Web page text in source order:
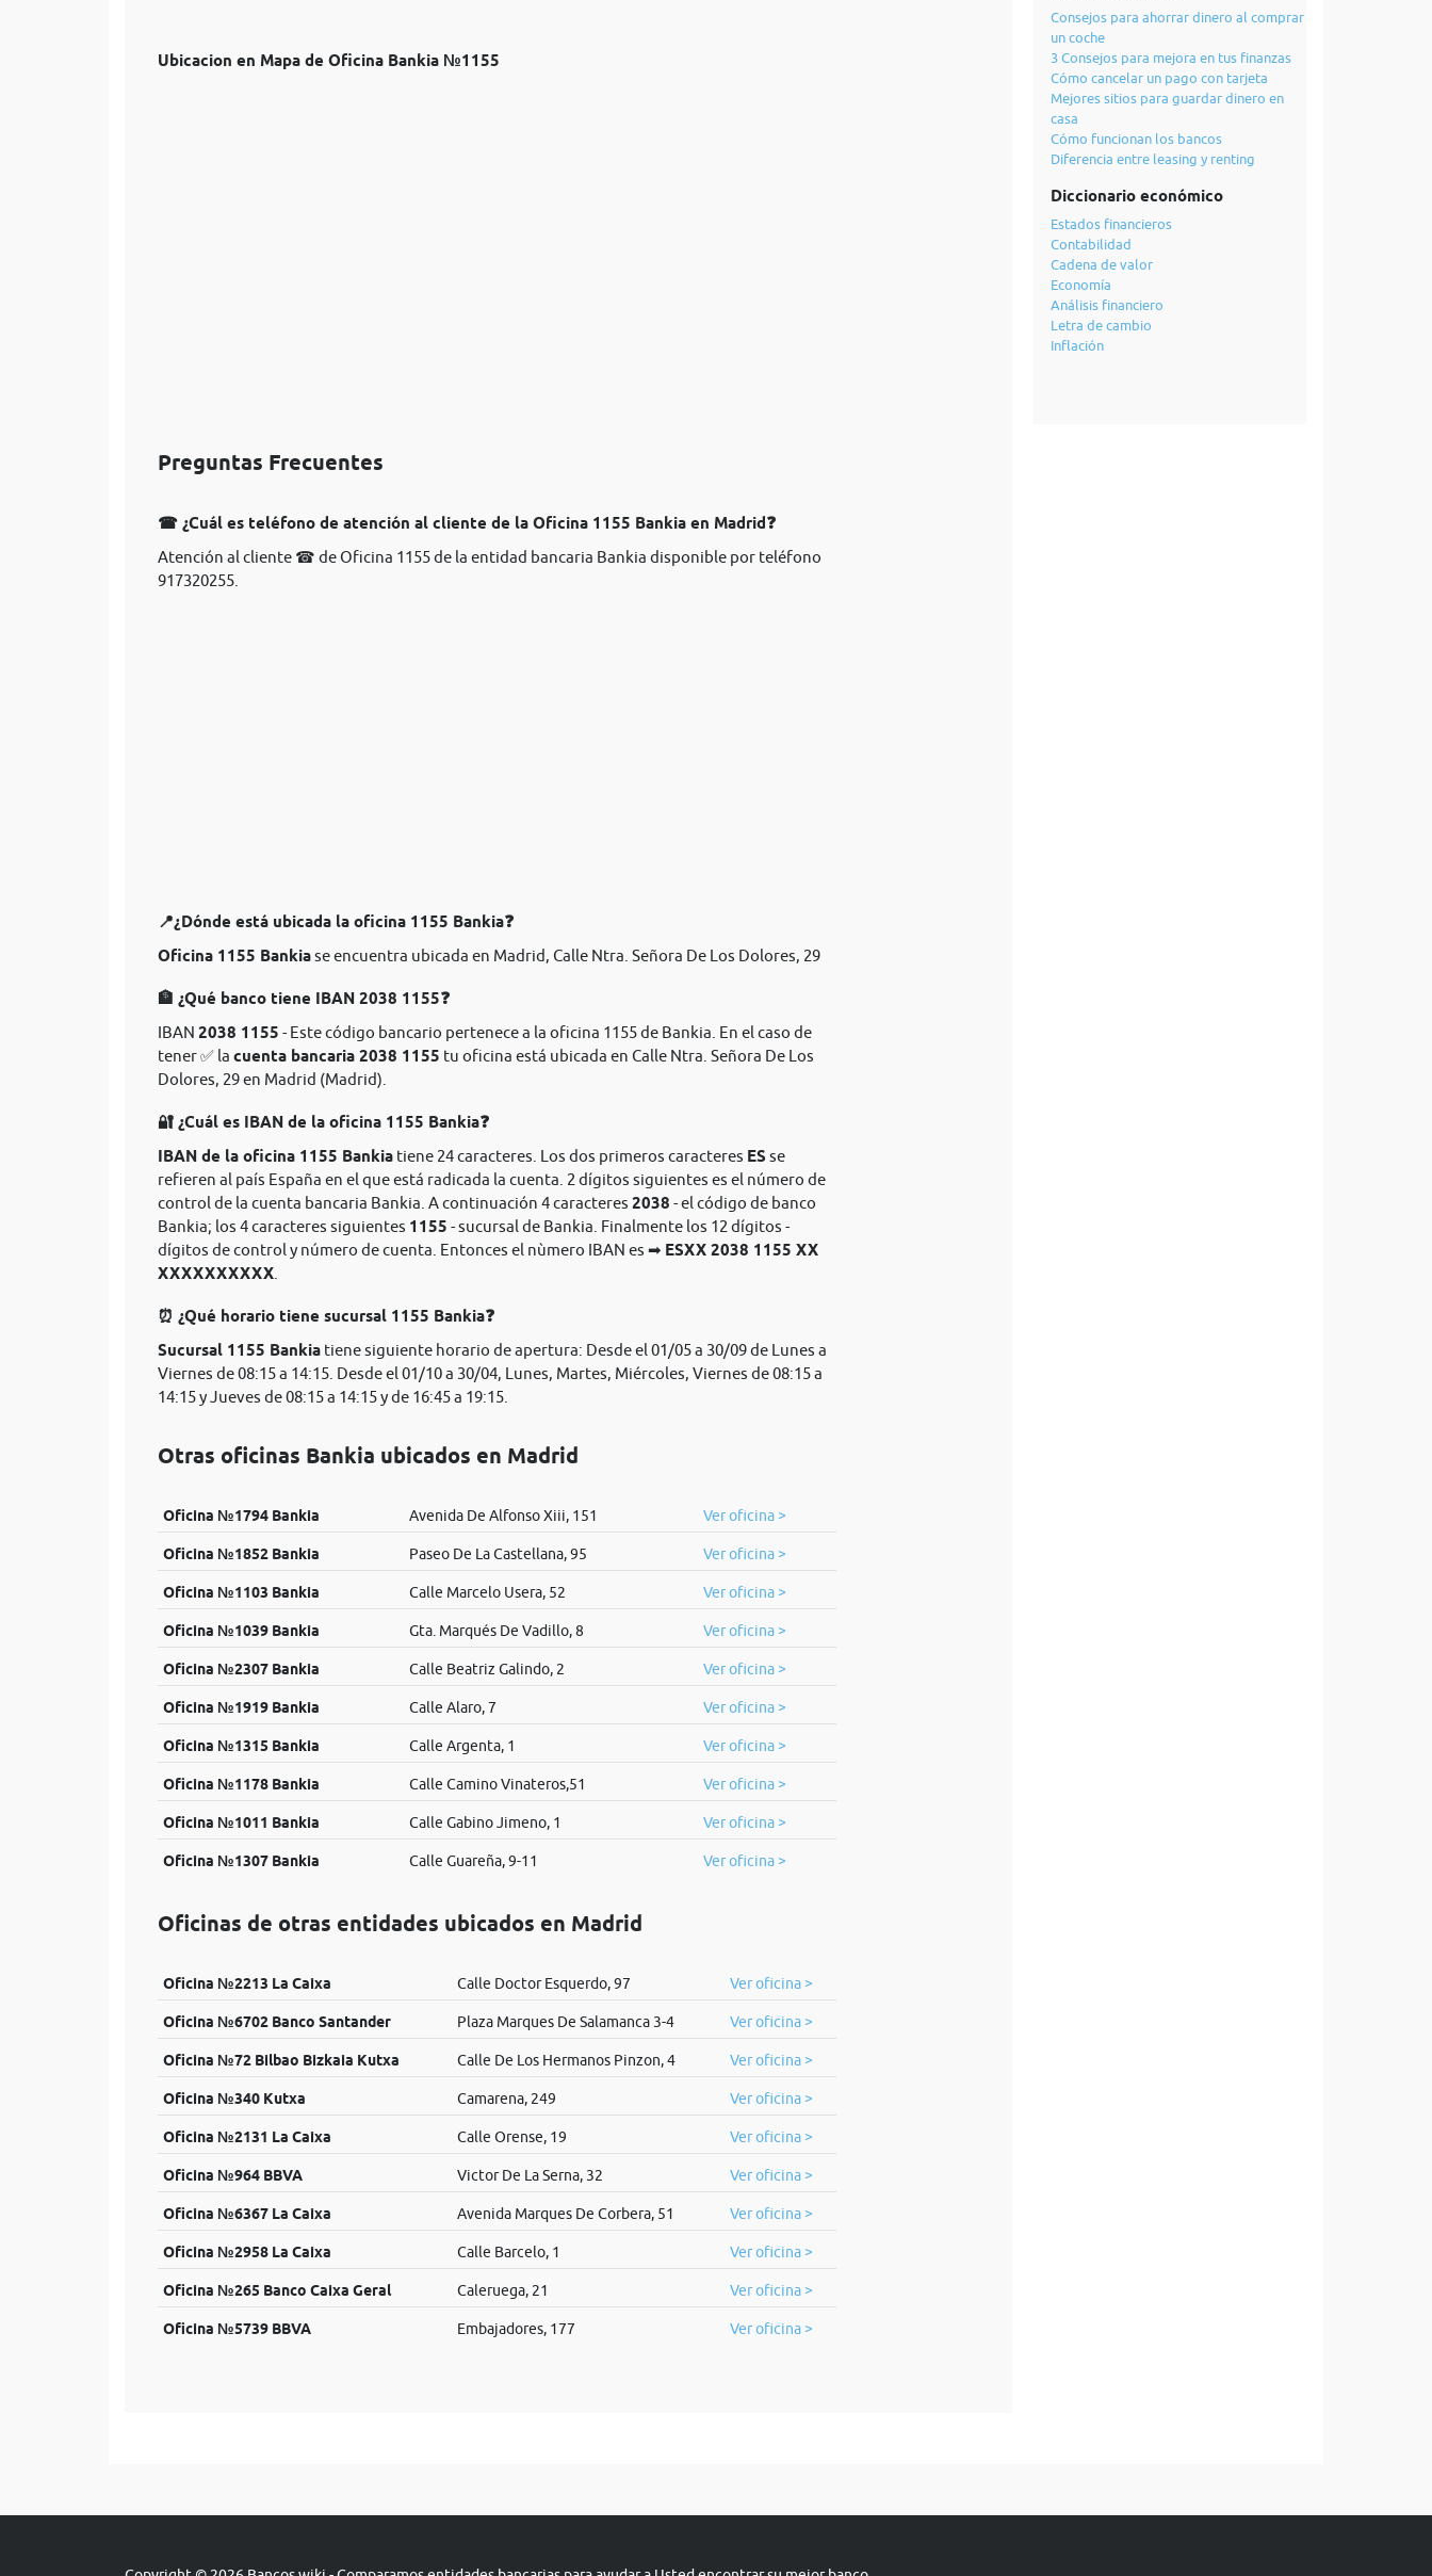
Ubicacion en Mapa de Oficina Bankia №1155
Preguntas Frecuentes
☎ ¿Cuál es teléfono de atención al cliente de la Oficina 1155 Bankia en Madrid❓
Atención al cliente ☎ de Oficina 1155 de la entidad bancaria Bankia disponible por teléfono
917320255.
📍¿Dónde está ubicada la oficina 1155 Bankia❓
Oficina 1155 Bankiase encuentra ubicada en Madrid, Calle Ntra. Señora De Los Dolores, 29
🏦 ¿Qué banco tiene IBAN 2038 1155❓
IBAN 2038 1155 - Este código bancario pertenece a la oficina 1155 de Bankia. En el caso de
tener ✅ la cuenta bancaria 2038 1155 tu oficina está ubicada en Calle Ntra. Señora De Los
Dolores, 29 en Madrid (Madrid).
🔐 ¿Cuál es IBAN de la oficina 1155 Bankia❓
IBAN de la oficina 1155 Bankia tiene 24 caracteres. Los dos primeros caracteres ES se
refieren al país España en el que está radicada la cuenta. 2 dígitos siguientes es el número de
control de la cuenta bancaria Bankia. A continuación 4 caracteres 2038 - el código de banco
Bankia; los 4 caracteres siguientes 1155 - sucursal de Bankia. Finalmente los 12 dígitos -
dígitos de control y número de cuenta. Entonces el nùmero IBAN es ➡ ESXX 2038 1155 XX
XXXXXXXXXX
⏰ ¿Qué horario tiene sucursal 1155 Bankia❓
Sucursal 1155 Bankia tiene siguiente horario de apertura: Desde el 01/05 a 30/09 de Lunes a
Viernes de 08:15 a 14:15. Desde el 01/10 a 30/04, Lunes, Martes, Miércoles, Viernes de 08:15 a
14:15 y Jueves de 08:15 a 14:15 y de 16:45 a 19:15.
Otras oficinas Bankia ubicados en Madrid
Oficina №1794 Bankia Avenida De Alfonso Xiii, 151 Ver oficina >
Oficina №1852 Bankia Paseo De La Castellana, 95 Ver oficina >
Oficina №1103 Bankia Calle Marcelo Usera, 52 Ver oficina >
Oficina №1039 Bankia Gta. Marqués De Vadillo, 8 Ver oficina >
Oficina №2307 Bankia Calle Beatriz Galindo, 2 Ver oficina >
Oficina №1919 Bankia Calle Alaro, 7 Ver oficina >
Oficina №1315 Bankia Calle Argenta, 1 Ver oficina >
Oficina №1178 Bankia Calle Camino Vinateros,51 Ver oficina >
Oficina №1011 Bankia Calle Gabino Jimeno, 1 Ver oficina >
Oficina №1307 Bankia Calle Guareña, 9-11 Ver oficina >
Oficinas de otras entidades ubicados en Madrid
Oficina №2213 La Caixa Calle Doctor Esquerdo, 97 Ver oficina >
Oficina №6702 Banco Santander Plaza Marques De Salamanca 3-4 Ver oficina >
Oficina №72 Bilbao Bizkaia Kutxa Calle De Los Hermanos Pinzon, 4 Ver oficina >
Oficina №340 Kutxa Camarena, 249 Ver oficina >
Oficina №2131 La Caixa Calle Orense, 19 Ver oficina >
Oficina №964 BBVA Victor De La Serna, 32 Ver oficina >
Oficina №6367 La Caixa Avenida Marques De Corbera, 51 Ver oficina >
Oficina №2958 La Caixa Calle Barcelo, 1 Ver oficina >
Oficina №265 Banco Caixa Geral Caleruega, 21 Ver oficina >
Oficina №5739 BBVA Embajadores, 177 Ver oficina >
Consejos para ahorrar dinero al comprar
un coche
3 Consejos para mejora en tus finanzas
Cómo cancelar un pago con tarjeta
Mejores sitios para guardar dinero en
casa
Cómo funcionan los bancos
Diferencia entre leasing y renting
Diccionario económico
Estados financieros
Contabilidad
Cadena de valor
Economía
Análisis financiero
Letra de cambio
Inflación